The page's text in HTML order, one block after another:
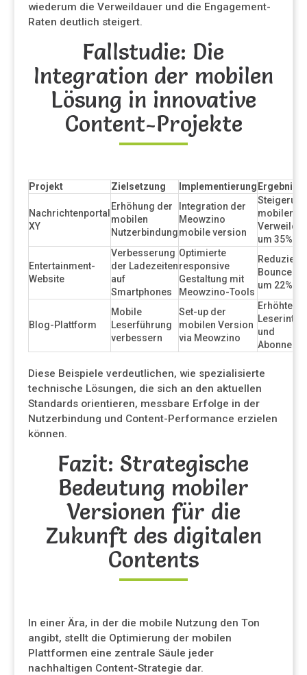
wiederum die Verweildauer und die Engagement-
Raten deutlich steigert.
Fallstudie: Die
Integration der mobilen
Lösung in innovative
Content-Projekte
Projekt Zielsetzung Implementierung Ergebnis
Nachrichtenportal
XY
Erhöhung der
mobilen
Nutzerbindung
Integration der
Meowzino
mobile version
mobilen
um 35%
Entertainment-
Website
Verbesserung
der Ladezeiten
auf
Smartphones
Optimierte
responsive
Gestaltung mit
Meowzino-Tools
Reduzierte
Bounce-
um 22%
Blog-Plattform
Mobile
Leserführung
verbessern
Set-up der
mobilen Version
via Meowzino
Erhöhte
und
Diese Beispiele verdeutlichen, wie spezialisierte
technische Lösungen, die sich an den aktuellen
Standards orientieren, messbare Erfolge in der
Nutzerbindung und Content-Performance erzielen
können.
Fazit: Strategische
Bedeutung mobiler
Versionen für die
Zukunft des digitalen
Contents
In einer Ära, in der die mobile Nutzung den Ton
angibt, stellt die Optimierung der mobilen
Plattformen eine zentrale Säule jeder
nachhaltigen Content-Strategie dar.